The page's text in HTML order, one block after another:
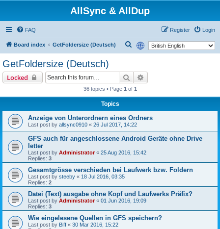
AllSync & AllDup
FAQ Login
Register
Board index GetFoldersize (Deutsch)
c
GetFoldersize (Deutsch)
Locked Search
36 topics • Page 1 of 1
Topics
Anzeige von Unterordnern eines Ordners
Last post by allsync0910 « 26 Jul 2017, 14:22
GFS auch für angeschlossene Android Geräte ohne Drive
letter
Last post by Administrator« 25 Aug 2016, 15:42
Replies: 3
Gesamtgrösse verschieden bei Laufwerk bzw. Foldern
Last post by steeby « 18 Jul 2016, 03:35
Replies: 2
Datei (Text) ausgabe ohne Kopf und Laufwerks Präfix?
Last post by Administrator« 01 Jun 2016, 19:09
Replies: 3
Wie eingelesene Quellen in GFS speichern?
Last post by Biff « 30 Mar 2016, 15:22